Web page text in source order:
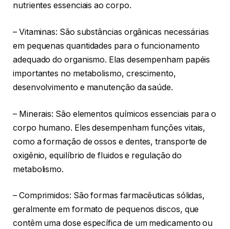
nutrientes essenciais ao corpo.
– Vitaminas: São substâncias orgânicas necessárias
em pequenas quantidades para o funcionamento
adequado do organismo. Elas desempenham papéis
importantes no metabolismo, crescimento,
desenvolvimento e manutenção da saúde.
– Minerais: São elementos químicos essenciais para o
corpo humano. Eles desempenham funções vitais,
como a formação de ossos e dentes, transporte de
oxigênio, equilíbrio de fluidos e regulação do
metabolismo.
– Comprimidos: São formas farmacêuticas sólidas,
geralmente em formato de pequenos discos, que
contêm uma dose específica de um medicamento ou